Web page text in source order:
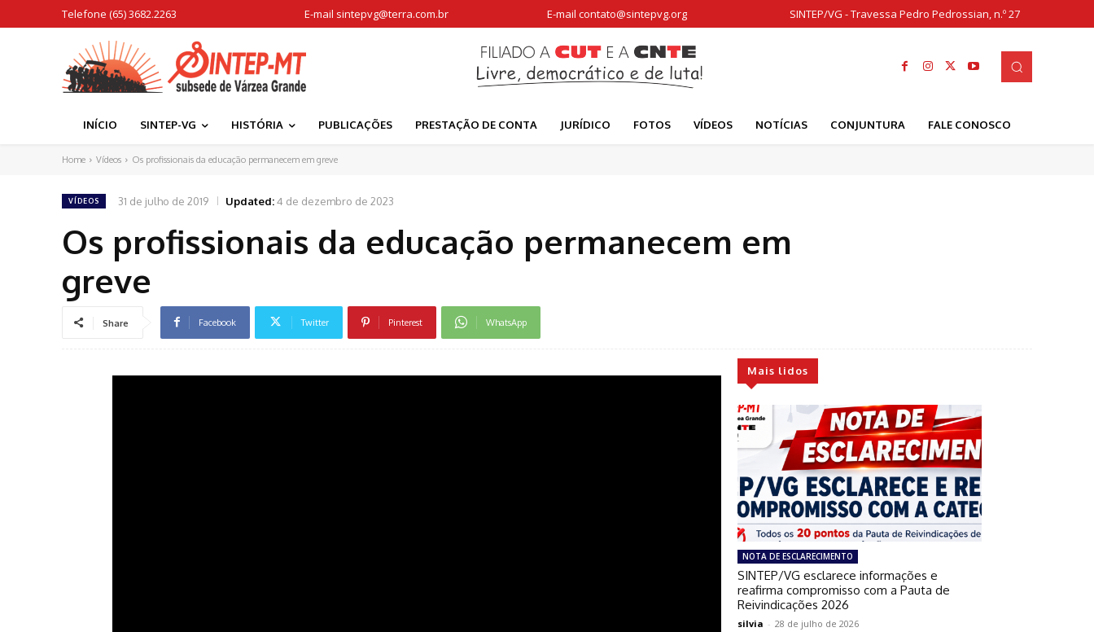
Telefone (65) 3682.2263 E-mail sintepvg@terra.com.br E-mail contato@sintepvg.org SINTEP/VG - Travessa Pedro Pedrossian, n.º 27
INÍCIO SINTEP-VG HISTÓRIA PUBLICAÇÕES PRESTAÇÃO DE CONTA JURÍDICO FOTOS VÍDEOS NOTÍCIAS CONJUNTURA FALE CONOSCO
Home Vídeos Os profissionais da educação permanecem em greve
VÍDEOS 31 de julho de 2019 Updated:4 de dezembro de 2023
Os profissionais da educação permanecem em
greve
Share Facebook Twitter Pinterest WhatsApp
Mais lidos
NOTA DE ESCLARECIMENTO
SINTEP/VG esclarece informações e
reafirma compromisso com a Pauta de
Reivindicações 2026
silvia - 28 de julho de 2026